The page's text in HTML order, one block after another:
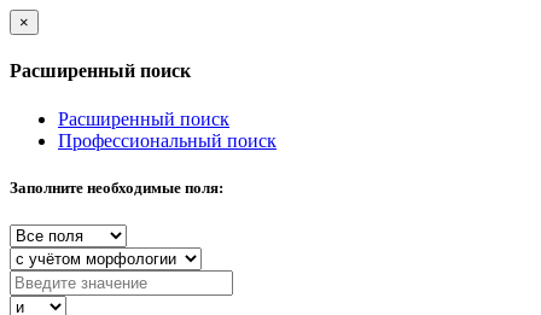
×
Расширенный поиск
Расширенный поиск
Профессиональный поиск
Заполните необходимые поля: